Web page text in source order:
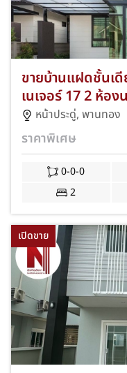
ขายบ้านแฝดชั้นเ
เนเจอร์ 17 2 ห้อ
รถ ทำเลบ้านเก่า
ประดู่ พานทอง ชลบุ
หน้าประดู่, พานทอง
ราคาพิเศษ
0-0-0
2
เปิดขาย